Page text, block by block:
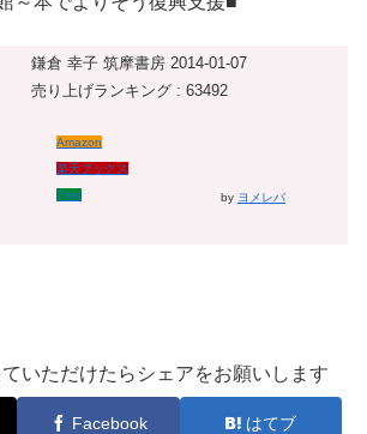
鎌倉 幸子 筑摩書房 2014-01-07
売り上げランキング : 63492
Amazon
楽天ブックス
7net
by ヨメレバ
いただけたらシェアをお願いします
Facebook はてブ